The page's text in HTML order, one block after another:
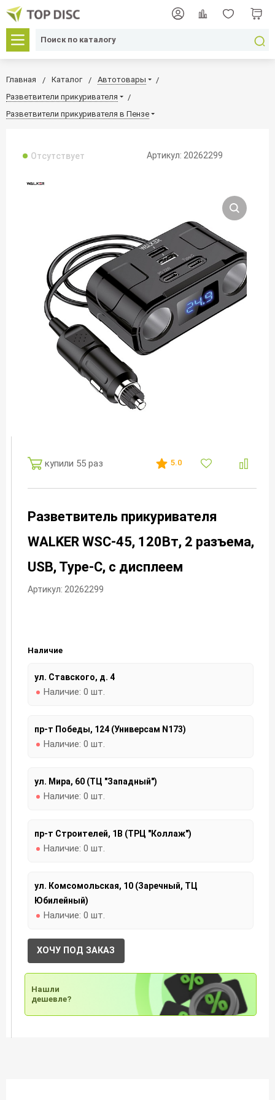
Главная Каталог
Автотовары
Разветвители прикуривателя
Разветвители прикуривателя в Пензе
Отсутствует Артикул: 20262299
купили 55 раз 5.0
Разветвитель прикуривателя
WALKER WSC-45, 120Вт, 2 разъема,
USB, Type-C, с дисплеем
Артикул: 20262299
Наличие
ул. Ставского, д. 4
Наличие: 0 шт.
пр-т Победы, 124 (Универсам N173)
Наличие: 0 шт.
ул. Мира, 60 (ТЦ "Западный")
Наличие: 0 шт.
пр-т Строителей, 1В (ТРЦ "Коллаж")
Наличие: 0 шт.
ул. Комсомольская, 10 (Заречный, ТЦ
Юбилейный)
Наличие: 0 шт.
ХОЧУ ПОД ЗАКАЗ
Нашли
дешевле?